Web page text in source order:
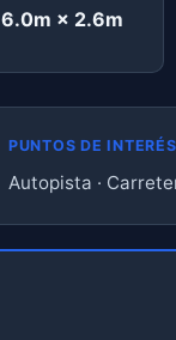
6.0m × 2.6m
PUNTOS DE
Autopista ·